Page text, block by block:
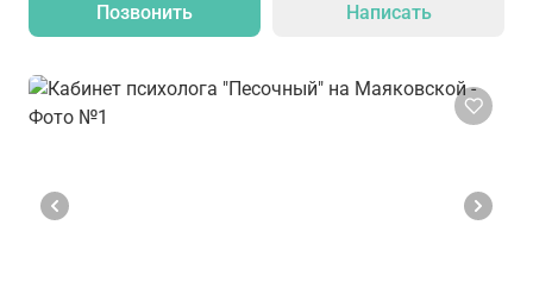
Позвонить Написать